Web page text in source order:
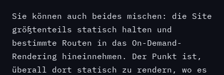
Sie können auch beides mischen: die Site
größtenteils statisch halten und
bestimmte Routen in das On-Demand-
Rendering hineinnehmen. Der Punkt ist,
überall dort statisch zu rendern, wo es